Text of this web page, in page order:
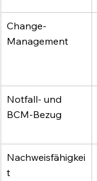
Change-
Management
Notfall- und
BCM-Bezug
Nachweisfähigkei
t